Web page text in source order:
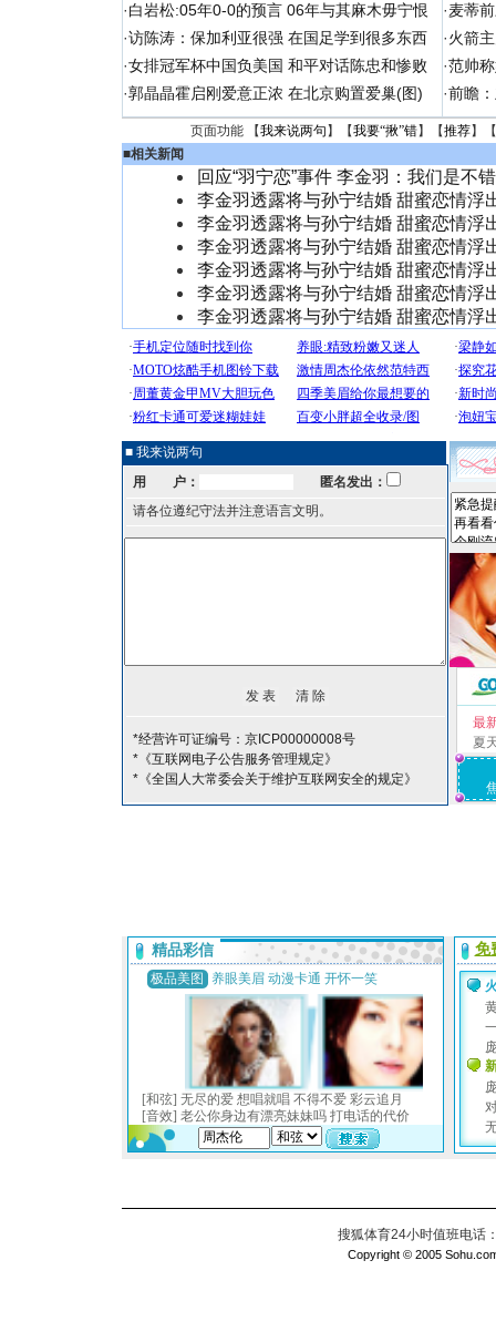
·白岩松:05年0-0的预言 06年与其麻木毋宁恨
·访陈涛：保加利亚很强 在国足学到很多东西
·女排冠军杯中国负美国 和平对话陈忠和惨败
·郭晶晶霍启刚爱意正浓 在北京购置爱巢(图)
·麦蒂
·火箭
·范帅
·前瞻
页面功能 【我来说两句 】【我要“揪”错】【推荐】
■相关新闻
回应“羽宁恋”事件 李金羽：我们是不
李金羽透露将与孙宁结婚 甜蜜恋情浮
李金羽透露将与孙宁结婚 甜蜜恋情浮
李金羽透露将与孙宁结婚 甜蜜恋情浮
李金羽透露将与孙宁结婚 甜蜜恋情浮
李金羽透露将与孙宁结婚 甜蜜恋情浮
李金羽透露将与孙宁结婚 甜蜜恋情浮
■ 我来说两句
用 户：
匿名发出：
请各位遵纪守法并注意语言文明。
*经营许可证编号：京ICP00000008号
*《互联网电子公告服务管理规定》
*《全国人大常委会关于维护互联网安全的规定》
最
夏
搜狐体育24小时值班电话
Copyright © 2005